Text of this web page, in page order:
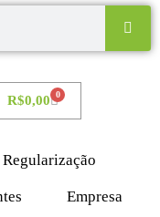
R$0,00 0
Regularização
Empresa